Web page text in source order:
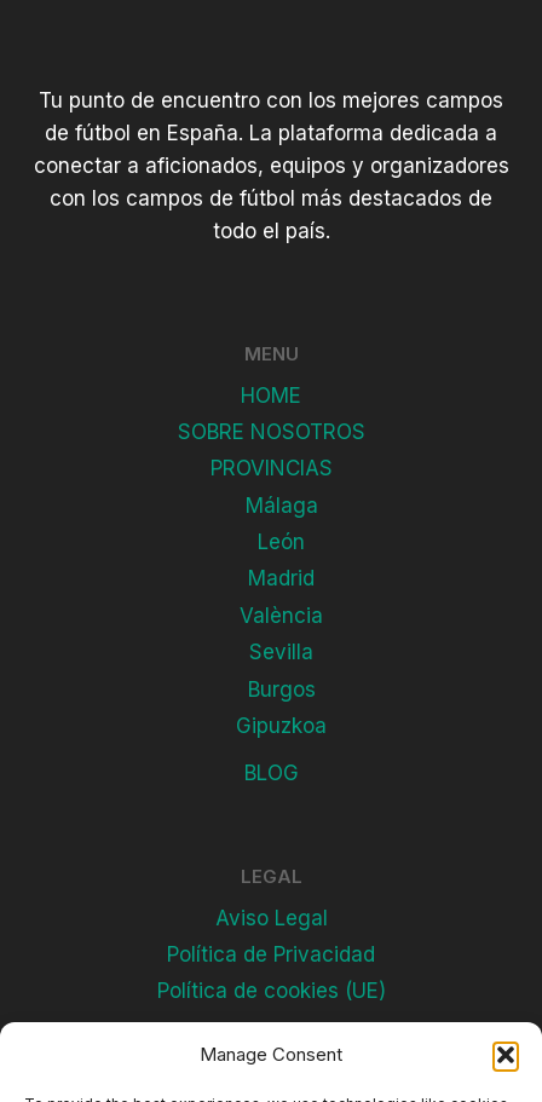
Manage Consent
Tu punto de encuentro con los mejores campos
de fútbol en España. La plataforma dedicada a
conectar a aficionados, equipos y organizadores
con los campos de fútbol más destacados de
todo el país.
MENU
HOME
SOBRE NOSOTROS
PROVINCIAS
Málaga
León
Madrid
València
Sevilla
Burgos
Gipuzkoa
BLOG
LEGAL
Aviso Legal
Política de Privacidad
Política de cookies (UE)